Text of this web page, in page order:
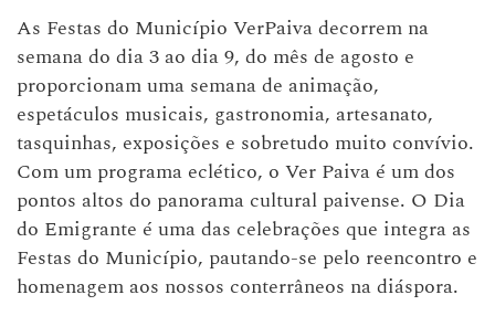
As Festas do Município VerPaiva decorrem na
semana do dia 3 ao dia 9, do mês de agosto e
proporcionam uma semana de animação,
espetáculos musicais, gastronomia, artesanato,
tasquinhas, exposições e sobretudo muito convívio.
Com um programa eclético, o Ver Paiva é um dos
pontos altos do panorama cultural paivense. O Dia
do Emigrante é uma das celebrações que integra as
Festas do Município, pautando-se pelo reencontro e
homenagem aos nossos conterrâneos na diáspora.